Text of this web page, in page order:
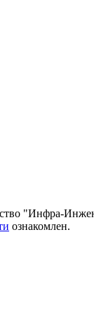
"Инфра-
ознакомлен.